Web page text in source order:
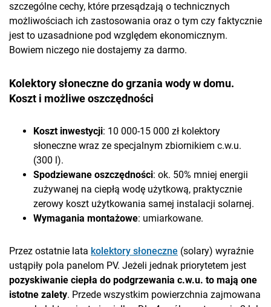
szczególne cechy, które przesądzają o technicznych
możliwościach ich zastosowania oraz o tym czy faktycznie
jest to uzasadnione pod względem ekonomicznym.
Bowiem niczego nie dostajemy za darmo.
Kolektory słoneczne do grzania wody w domu.
Koszt i możliwe oszczędności
Koszt inwestycji: 10 000-15 000 zł kolektory
słoneczne wraz ze specjalnym zbiornikiem c.w.u.
(300 l).
Spodziewane oszczędności: ok. 50% mniej energii
zużywanej na ciepłą wodę użytkową, praktycznie
zerowy koszt użytkowania samej instalacji solarnej.
Wymagania montażowe: umiarkowane.
Przez ostatnie lata kolektory słoneczne (solary) wyraźnie
ustąpiły pola panelom PV. Jeżeli jednak priorytetem jest
pozyskiwanie ciepła do podgrzewania c.w.u. to mają one
istotne zalety. Przede wszystkim powierzchnia zajmowana